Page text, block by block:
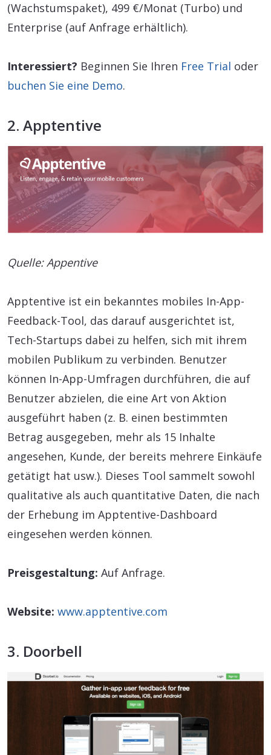
(Wachstumspaket), 499 €/Monat (Turbo) und
Enterprise (auf Anfrage erhältlich).
Interessiert? Beginnen Sie Ihren Free Trial oder
buchen Sie eine Demo.
2. Apptentive
Quelle: Appentive
Apptentive ist ein bekanntes mobiles In-App-
Feedback-Tool, das darauf ausgerichtet ist,
Tech-Startups dabei zu helfen, sich mit ihrem
mobilen Publikum zu verbinden. Benutzer
können In-App-Umfragen durchführen, die auf
Benutzer abzielen, die eine Art von Aktion
ausgeführt haben (z. B. einen bestimmten
Betrag ausgegeben, mehr als 15 Inhalte
angesehen, Kunde, der bereits mehrere Einkäufe
getätigt hat usw.). Dieses Tool sammelt sowohl
qualitative als auch quantitative Daten, die nach
der Erhebung im Apptentive-Dashboard
eingesehen werden können.
Preisgestaltung: Auf Anfrage.
Website: www.apptentive.com
3. Doorbell